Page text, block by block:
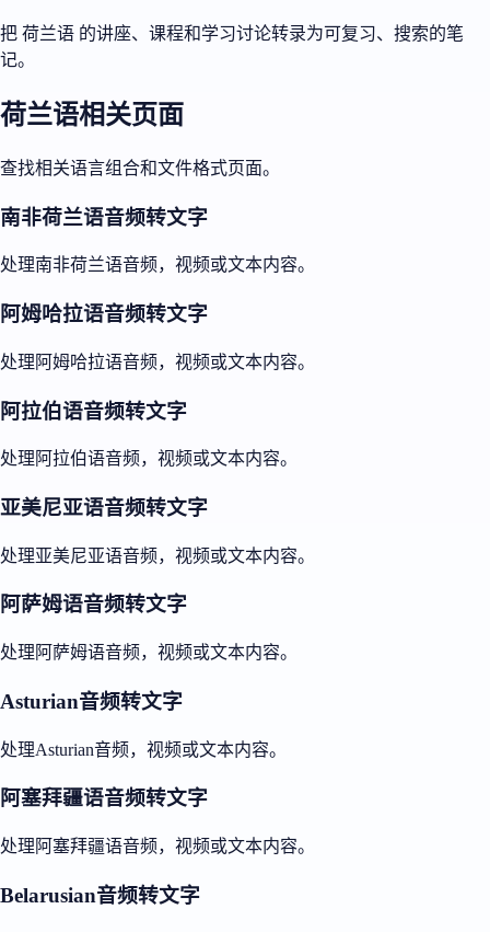
把 荷兰语 的讲座、课程和学习讨论转录为可复习、搜索的笔
记。
荷兰语相关页面
查找相关语言组合和文件格式页面。
南非荷兰语音频转文字
处理南非荷兰语音频，视频或文本内容。
阿姆哈拉语音频转文字
处理阿姆哈拉语音频，视频或文本内容。
阿拉伯语音频转文字
处理阿拉伯语音频，视频或文本内容。
亚美尼亚语音频转文字
处理亚美尼亚语音频，视频或文本内容。
阿萨姆语音频转文字
处理阿萨姆语音频，视频或文本内容。
Asturian音频转文字
处理Asturian音频，视频或文本内容。
阿塞拜疆语音频转文字
处理阿塞拜疆语音频，视频或文本内容。
Belarusian音频转文字